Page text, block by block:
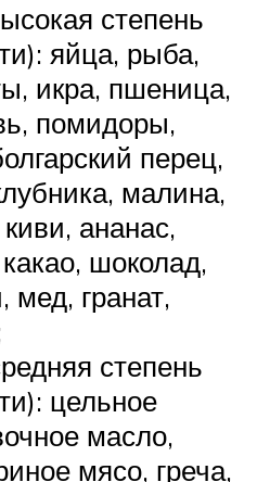
степень
яйца, рыба,
икра, пшеница,
помидоры,
перец,
малина,
ананас,
шоколад,
мед, гранат,
степень
цельное
масло,
мясо, греча,